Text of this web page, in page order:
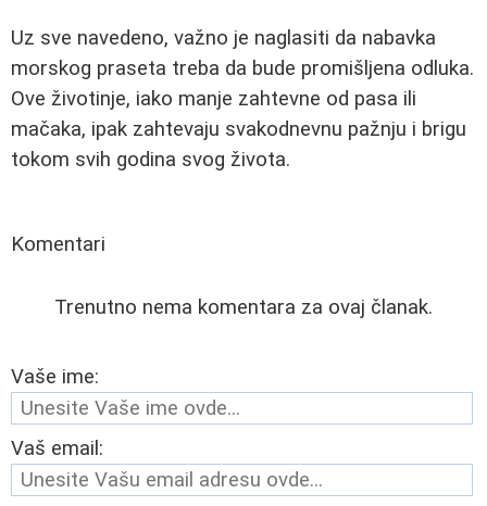
Uz sve navedeno, važno je naglasiti da nabavka
morskog praseta treba da bude promišljena odluka.
Ove životinje, iako manje zahtevne od pasa ili
mačaka, ipak zahtevaju svakodnevnu pažnju i brigu
tokom svih godina svog života.
Komentari
Trenutno nema komentara za ovaj članak.
Vaše ime:
Vaš email: